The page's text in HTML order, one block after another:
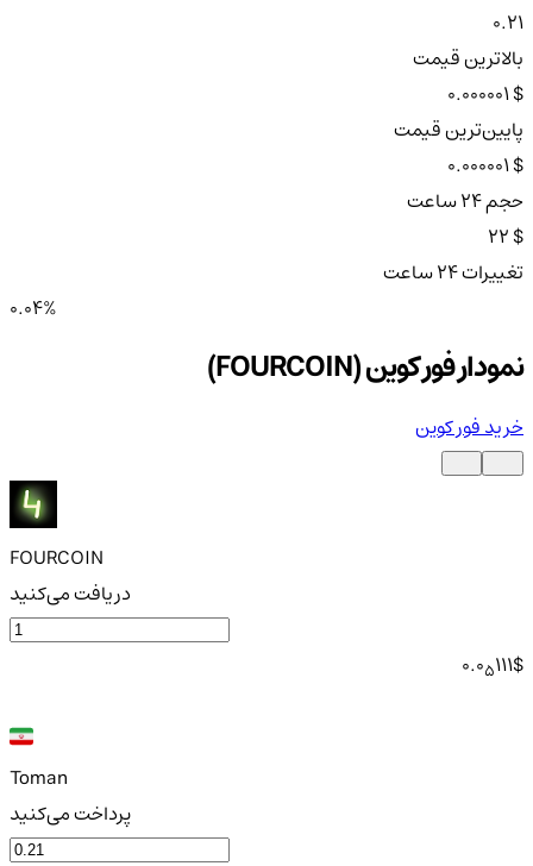
0.21
بالاترین قیمت
$ 0.000001
پایین‌ترین قیمت
$ 0.000001
حجم ۲۴ ساعت
$ 22
تغییرات ۲۴ ساعت
0.04%
نمودار فور کوین (FOURCOIN)
خرید فور کوین
FOURCOIN
دریافت می‌کنید
0.05111$
Toman
پرداخت می‌کنید